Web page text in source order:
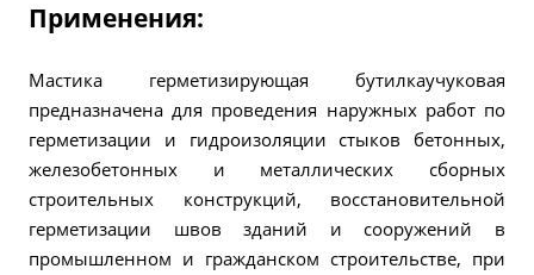
Применения:
Мастика герметизирующая бутилкаучуковая
предназначена для проведения наружных работ по
герметизации и гидроизоляции стыков бетонных,
железобетонных и металлических сборных
строительных конструкций, восстановительной
герметизации швов зданий и сооружений в
промышленном и гражданском строительстве, при